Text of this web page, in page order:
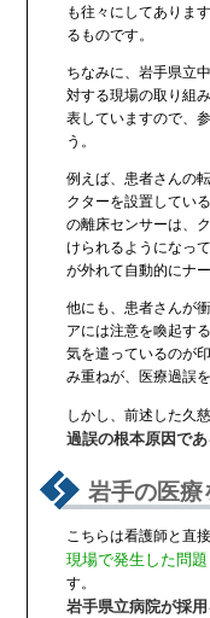
も往々にしてありま
るものです。
ちなみに、岩手県立
対する現場の取り組
表していますので、
う。
例えば、患者さんの
クターを設置してい
の離床センサーは、
けられるようになっ
が外れて自動的にナ
他にも、患者さんが
アには注意を喚起す
気を遣っているのが
み重ねが、医療過誤
しかし、前述した久
過誤の根本原因であ
岩手の医療
こちらは看護師と直
現場で発生した問
す。
岩手県立病院が採